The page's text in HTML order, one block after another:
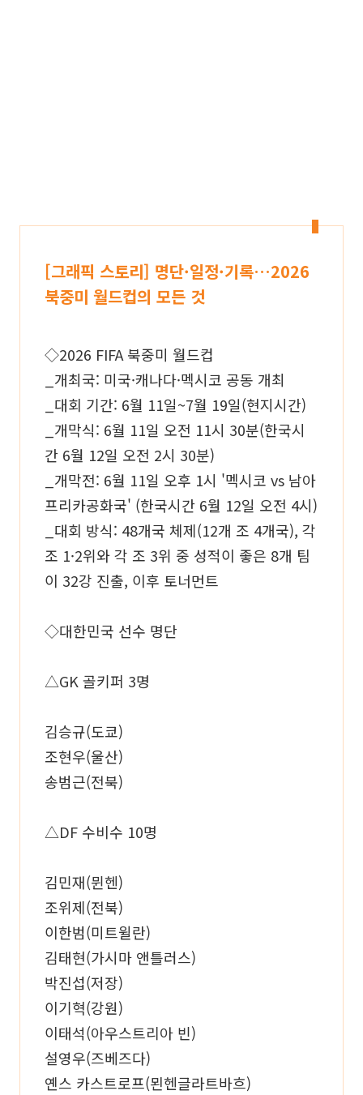
[그래픽 스토리] 명단·일정·기록…2026
북중미 월드컵의 모든 것
◇2026 FIFA 북중미 월드컵
_개최국: 미국·캐나다·멕시코 공동 개최
_대회 기간: 6월 11일~7월 19일(현지시간)
_개막식: 6월 11일 오전 11시 30분(한국시
간 6월 12일 오전 2시 30분)
_개막전: 6월 11일 오후 1시 '멕시코 vs 남아
프리카공화국' (한국시간 6월 12일 오전 4시)
_대회 방식: 48개국 체제(12개 조 4개국), 각
조 1·2위와 각 조 3위 중 성적이 좋은 8개 팀
이 32강 진출, 이후 토너먼트
◇대한민국 선수 명단
△GK 골키퍼 3명
김승규(도쿄)
조현우(울산)
송범근(전북)
△DF 수비수 10명
김민재(뮌헨)
조위제(전북)
이한범(미트윌란)
김태현(가시마 앤틀러스)
박진섭(저장)
이기혁(강원)
이태석(아우스트리아 빈)
설영우(즈베즈다)
옌스 카스트로프(묀헨글라트바흐)